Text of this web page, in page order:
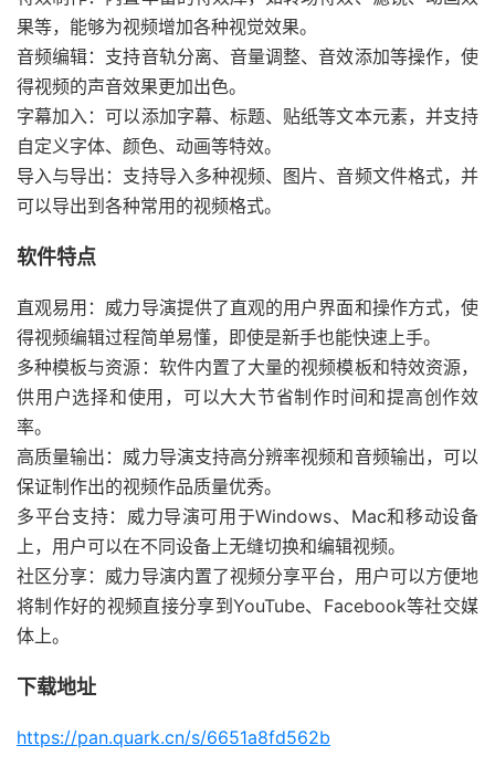
果等，能够为视频增加各种视觉效果。
音频编辑：支持音轨分离、音量调整、音效添加等操作，使
得视频的声音效果更加出色。
字幕加入：可以添加字幕、标题、贴纸等文本元素，并支持
自定义字体、颜色、动画等特效。
导入与导出：支持导入多种视频、图片、音频文件格式，并
可以导出到各种常用的视频格式。
软件特点
直观易用：威力导演提供了直观的用户界面和操作方式，使
得视频编辑过程简单易懂，即使是新手也能快速上手。
多种模板与资源：软件内置了大量的视频模板和特效资源，
供用户选择和使用，可以大大节省制作时间和提高创作效
率。
高质量输出：威力导演支持高分辨率视频和音频输出，可以
保证制作出的视频作品质量优秀。
多平台支持：威力导演可用于Windows、Mac和移动设备
上，用户可以在不同设备上无缝切换和编辑视频。
社区分享：威力导演内置了视频分享平台，用户可以方便地
将制作好的视频直接分享到YouTube、Facebook等社交媒
体上。
下载地址
https://pan.quark.cn/s/6651a8fd562b